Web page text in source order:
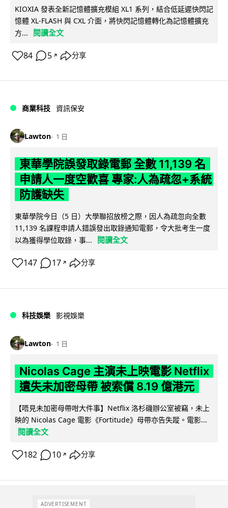
KIOXIA 發表全新記憶體擴充模組 XL1 系列，結合低延遲快閃記
憶體 XL-FLASH 與 CXL 介面，將快閃記憶體轉化為記憶體擴充
方...
閱讀全文
84 5 ↗ 分享
商業科技 資訊保安
Lawton 1 日
東華學院誤發取錄電郵 全數 11,139 名
申請人一度空歡喜 專家:人為疏忽+系統
防護缺失
東華學院今日（5 日）大學聯招放榜之際，因人為疏忽向全數
11,139 名課程申請人錯誤發出取錄通知電郵，令大批考生一度
以為獲得學位取錄，事...
閱讀全文
147 17 ↗ 分享
科技娛樂 影視娛樂
Lawton 1 日
Nicolas Cage 主演未上映電影 Netflix
遺失未加密母帶 被索償 8.19 億港元
【唔見未加密母帶咁大件事】Netflix 洛杉磯辦公室被竊，未上
映的 Nicolas Cage 電影《Fortitude》母帶亦告失蹤。電影...
閱讀全文
182 10 ↗ 分享
ADVERTISEMENT